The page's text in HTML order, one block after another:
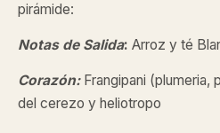
pirámide:
Notas de Salida: Arroz y té
Corazón:Frangipani (plumeria,
del cerezo y heliotropo